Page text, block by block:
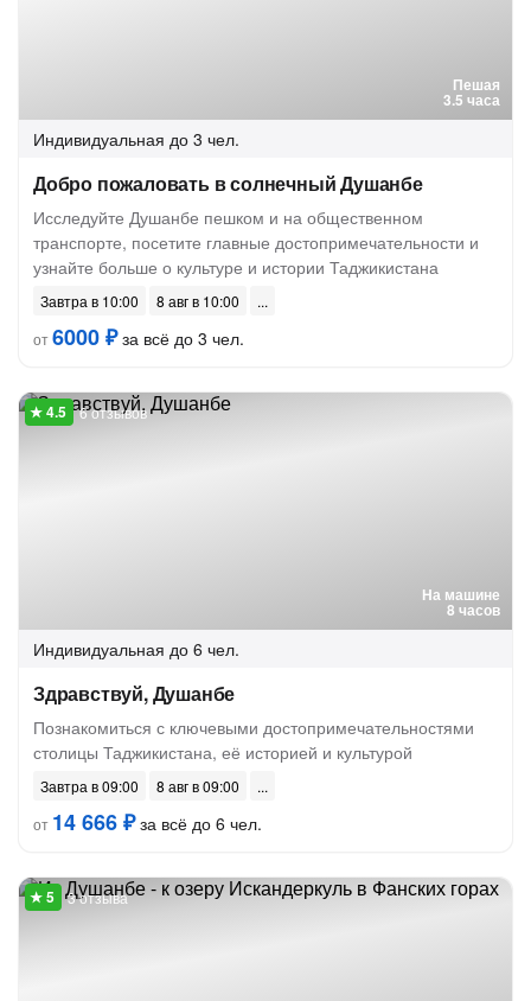
Пешая
3.5 часа
Индивидуальная до 3 чел.
Добро пожаловать в солнечный Душанбе
Исследуйте Душанбе пешком и на общественном
транспорте, посетите главные достопримечательности и
узнайте больше о культуре и истории Таджикистана
Завтра в 10:00
8 авг в 10:00
от6000 ₽за всё до 3 чел.
На машине
8 часов
6 отзывов
Индивидуальная до 6 чел.
Здравствуй, Душанбе
Познакомиться с ключевыми достопримечательностями
столицы Таджикистана, её историей и культурой
Завтра в 09:00
8 авг в 09:00
от 14 666 ₽за всё до 6 чел.
3 отзыва